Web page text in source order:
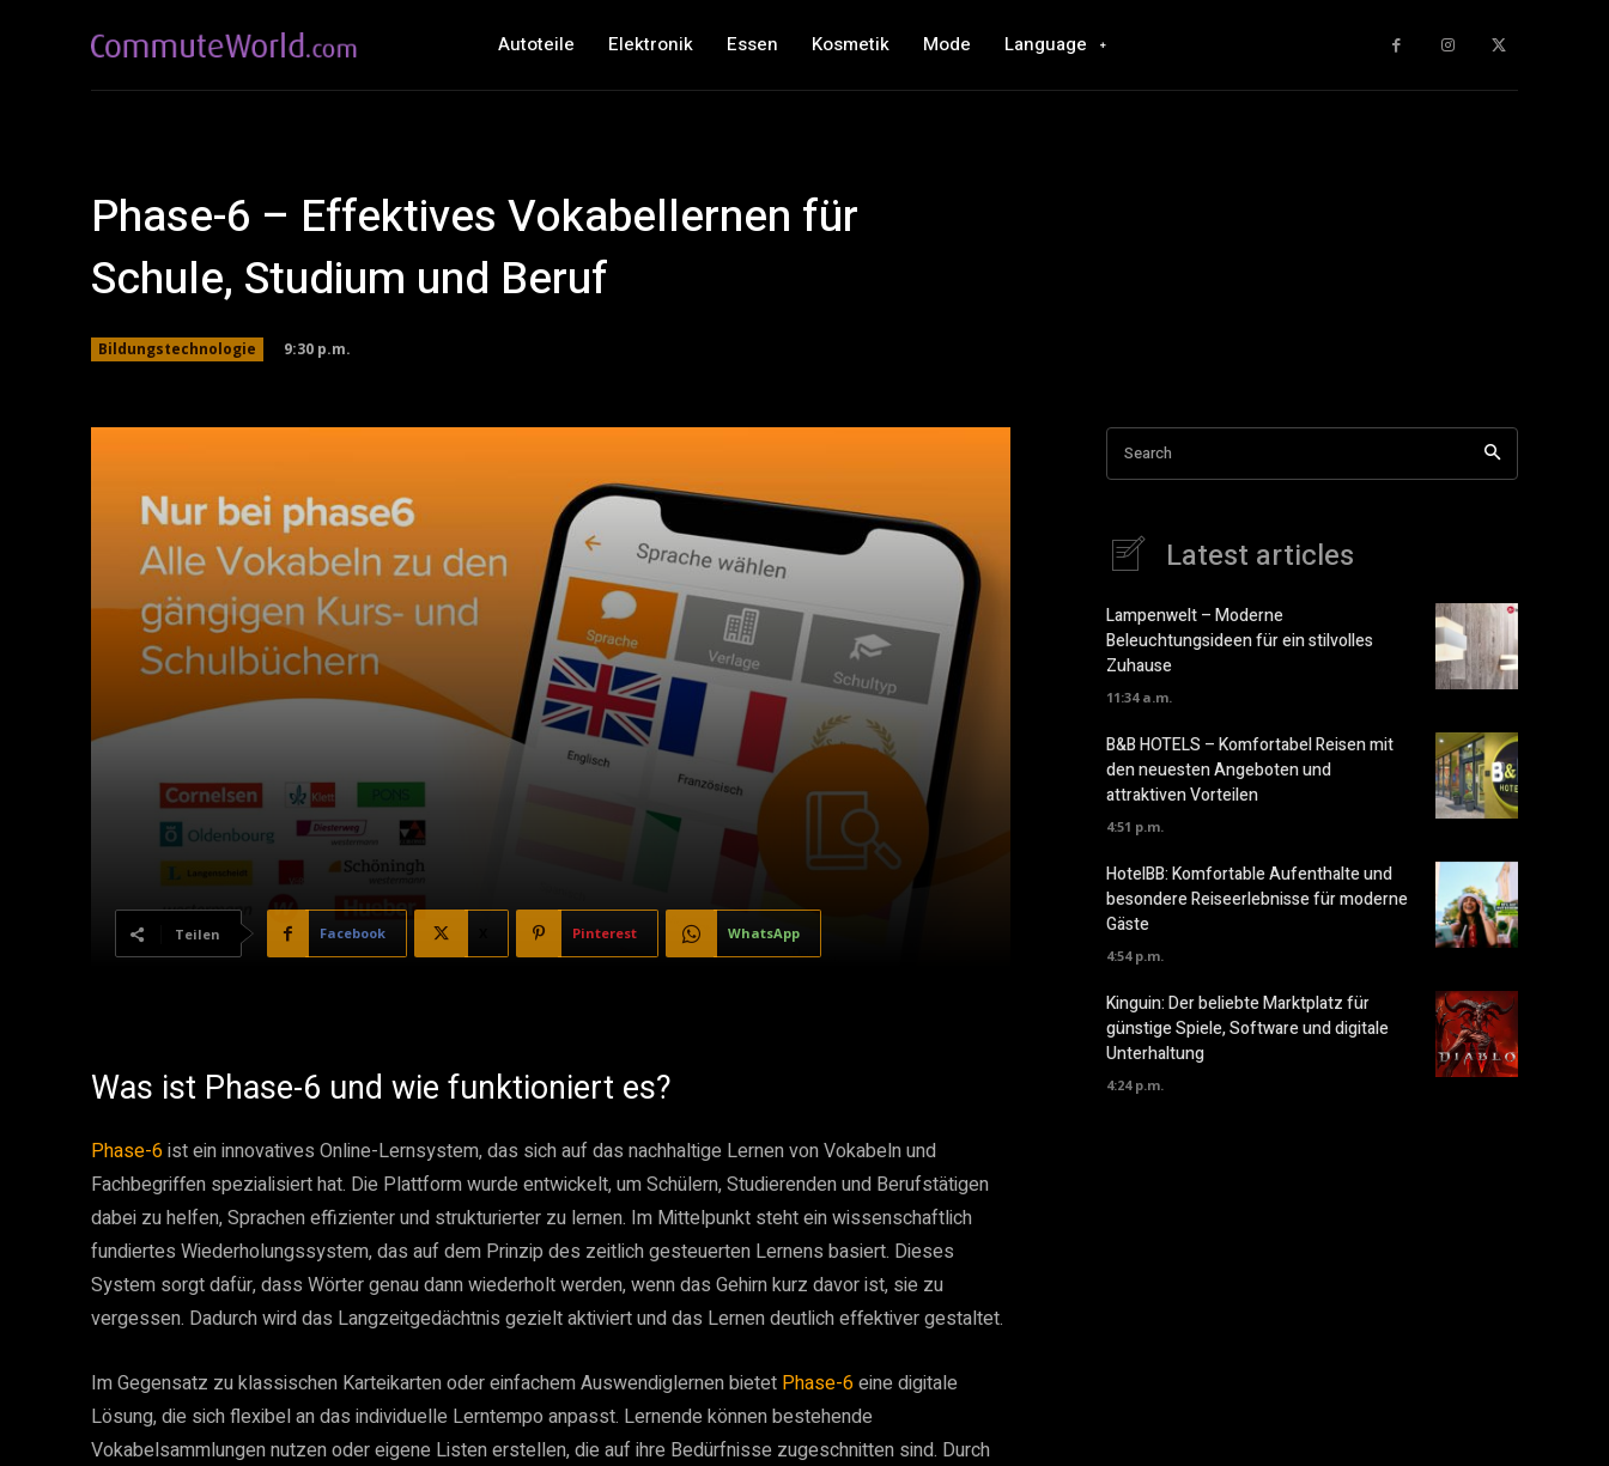
Autoteile Elektronik Essen Kosmetik Mode Language
Phase-6 – Effektives Vokabellernen für
Schule, Studium und Beruf
Bildungstechnologie 9:30 p.m.
Teilen Facebook Pinterest WhatsApp
Was ist Phase-6 und wie funktioniert es?
Phase-6ist ein innovatives Online-Lernsystem, das sich auf das nachhaltige Lernen von Vokabeln und
Fachbegriffen spezialisiert hat. Die Plattform wurde entwickelt, um Schülern, Studierenden und Berufstätigen
dabei zu helfen, Sprachen effizienter und strukturierter zu lernen. Im Mittelpunkt steht ein wissenschaftlich
fundiertes Wiederholungssystem, das auf dem Prinzip des zeitlich gesteuerten Lernens basiert. Dieses
System sorgt dafür, dass Wörter genau dann wiederholt werden, wenn das Gehirn kurz davor ist, sie zu
vergessen. Dadurch wird das Langzeitgedächtnis gezielt aktiviert und das Lernen deutlich effektiver gestaltet.
Im Gegensatz zu klassischen Karteikarten oder einfachem Auswendiglernen bietet Phase-6eine digitale
Lösung, die sich flexibel an das individuelle Lerntempo anpasst. Lernende können bestehende
Vokabelsammlungen nutzen oder eigene Listen erstellen, die auf ihre Bedürfnisse zugeschnitten sind. Durch
Search
Latest articles
Lampenwelt – Moderne
Beleuchtungsideen für ein stilvolles
Zuhause
11:34 a.m.
B&B HOTELS – Komfortabel Reisen mit
den neuesten Angeboten und
attraktiven Vorteilen
4:51 p.m.
HotelBB: Komfortable Aufenthalte und
besondere Reiseerlebnisse für moderne
Gäste
4:54 p.m.
Kinguin: Der beliebte Marktplatz für
günstige Spiele, Software und digitale
Unterhaltung
4:24 p.m.